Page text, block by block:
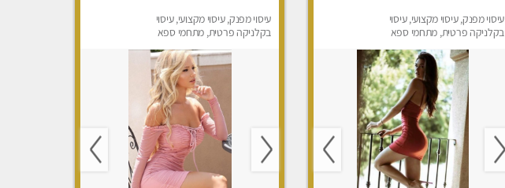
עיסוי מפנק, עיסוי מקצועי, עיסוי
בקלניקה פרטית, מתחמי ספא
עיסוי מפנק, עיסוי מקצועי, עיסוי
בקלניקה פרטית, מתחמי ספא